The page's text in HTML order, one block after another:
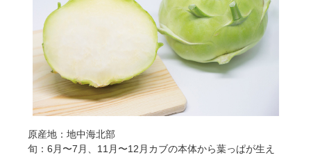
原産地：地中海北部
旬：6月〜7月、11月〜12月カブの本体から葉っぱが生え